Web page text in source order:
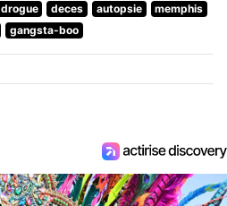
drogue deces autopsie
memphis
gangsta-boo